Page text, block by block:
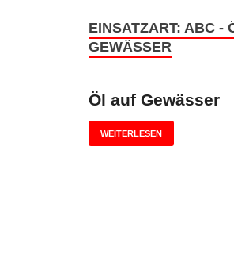
EINSATZART: ABC -
EWÄSSER
Öl auf Gewässer
WEITERLESEN